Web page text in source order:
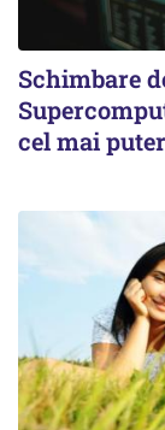
Schimbare
cel mai